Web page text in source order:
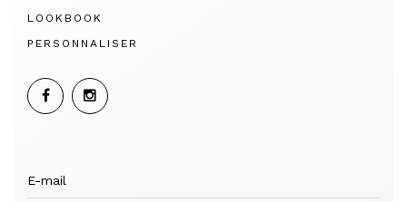
LOOKBOOK
PERSONNALISER